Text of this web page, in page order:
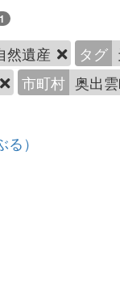
1
然遺産 タグ
市町村 奥出
）